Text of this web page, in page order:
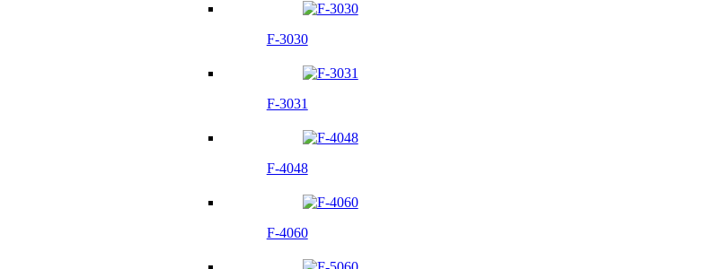
F-3030
F-3031
F-4048
F-4060